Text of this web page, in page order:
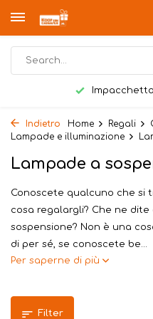
Indietro Home Regali
Lampade e illuminazione
Lampade a
Conoscete qualcuno che si
cosa regalargli? Che ne
sospensione? Non è una
di per sé, se conoscete be...
Per saperne di più
Filter